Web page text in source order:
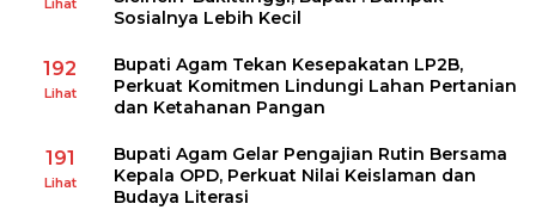
Lihat
Sosialnya Lebih Kecil
192
Lihat
Bupati Agam Tekan Kesepakatan LP2B,
Perkuat Komitmen Lindungi Lahan Pertanian
dan Ketahanan Pangan
191
Lihat
Bupati Agam Gelar Pengajian Rutin Bersama
Kepala OPD, Perkuat Nilai Keislaman dan
Budaya Literasi